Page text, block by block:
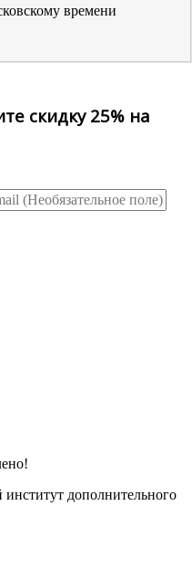
времени
скидку 25% на
дополнительного